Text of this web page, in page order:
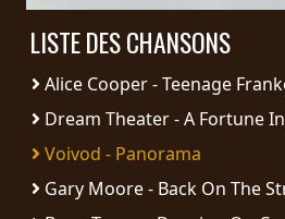
SOMMES
CONNECTÉS
CONDITIONS
D'UTILISATION
POLITIQUE
DE
LISTE DES CHANSONS
Alice Cooper - Teenage
Dream Theater - A Fortune
Voivod - Panorama
Gary Moore - Back On The